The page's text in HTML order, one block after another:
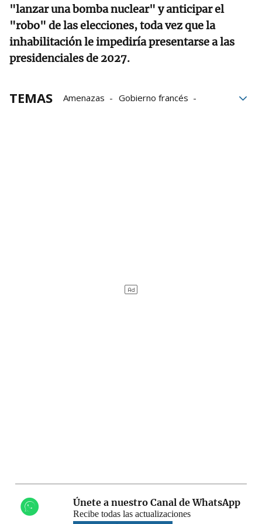
"lanzar una bomba nuclear" y anticipar el
"robo" de las elecciones, toda vez que la
inhabilitación le impediría presentarse a las
presidenciales de 2027.
TEMAS Amenazas
Gobierno francés
Únete a nuestro Canal de WhatsApp
Recibe todas las actualizaciones